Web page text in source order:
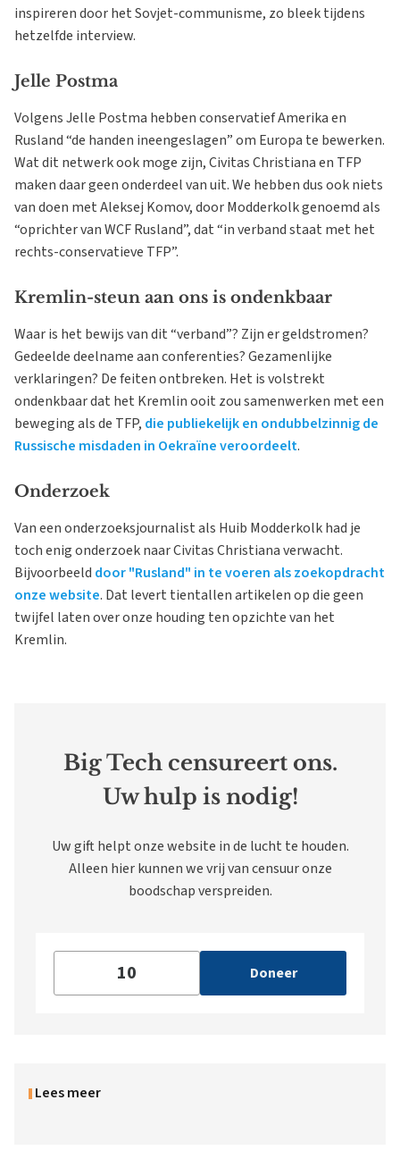
inspireren door het Sovjet-communisme, zo bleek tijdens
hetzelfde interview.
Jelle Postma
Volgens Jelle Postma hebben conservatief Amerika en
Rusland “de handen ineengeslagen” om Europa te bewerken.
Wat dit netwerk ook moge zijn, Civitas Christiana en TFP
maken daar geen onderdeel van uit. We hebben dus ook niets
van doen met Aleksej Komov, door Modderkolk genoemd als
“oprichter van WCF Rusland”, dat “in verband staat met het
rechts-conservatieve TFP”.
Kremlin-steun aan ons is ondenkbaar
Waar is het bewijs van dit “verband”? Zijn er geldstromen?
Gedeelde deelname aan conferenties? Gezamenlijke
verklaringen? De feiten ontbreken. Het is volstrekt
ondenkbaar dat het Kremlin ooit zou samenwerken met een
beweging als de TFP, die publiekelijk en ondubbelzinnig de
Russische misdaden in Oekraïne veroordeelt.
Onderzoek
Van een onderzoeksjournalist als Huib Modderkolk had je
toch enig onderzoek naar Civitas Christiana verwacht.
Bijvoorbeeld door "Rusland" in te voeren als zoekopdracht
onze website. Dat levert tientallen artikelen op die geen
twijfel laten over onze houding ten opzichte van het
Kremlin.
Big Tech censureert ons.
Uw hulp is nodig!
Uw gift helpt onze website in de lucht te houden.
Alleen hier kunnen we vrij van censuur onze
boodschap verspreiden.
Doneer
Lees meer